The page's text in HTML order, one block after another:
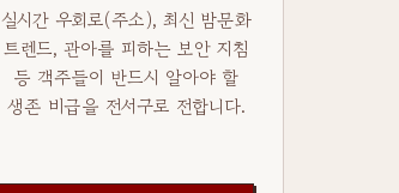
실시간 우회로(주소), 최신 밤문화
트렌드, 관아를 피하는 보안 지침
등 객주들이 반드시 알아야 할
생존 비급을 전서구로 전합니다.